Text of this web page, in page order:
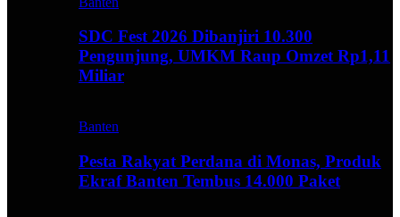
SDC Fest 2026 Dibanjiri 10.300
Pengunjung, UMKM Raup Omzet Rp1,11
Miliar
Banten
Pesta Rakyat Perdana di Monas, Produk
Ekraf Banten Tembus 14.000 Paket